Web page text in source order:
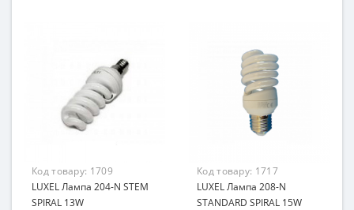
Код товару: 1709
LUXEL Лампа 204-N STEM
SPIRAL 13W
Код товару: 1717
LUXEL Лампа 208-N
STANDARD SPIRAL 15W